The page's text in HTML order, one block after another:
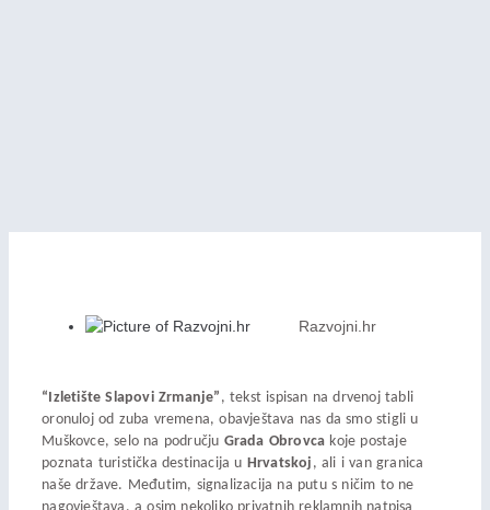
Razvojni.hr
“Izletište Slapovi Zrmanje” , tekst ispisan na drvenoj tabli
oronuloj od zuba vremena, obavještava nas da smo stigli u
Muškovce, selo na području Grada Obrovca koje postaje
poznata turistička destinacija u Hrvatskoj , ali i van granica
naše države. Međutim, signalizacija na putu s ničim to ne